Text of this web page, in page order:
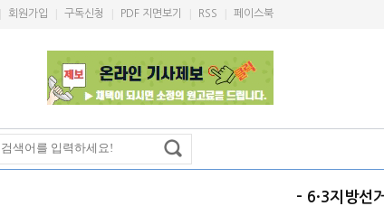
- 6·3지방선
회원가입 구독신청 PDF 지면보기 RSS 페이스북